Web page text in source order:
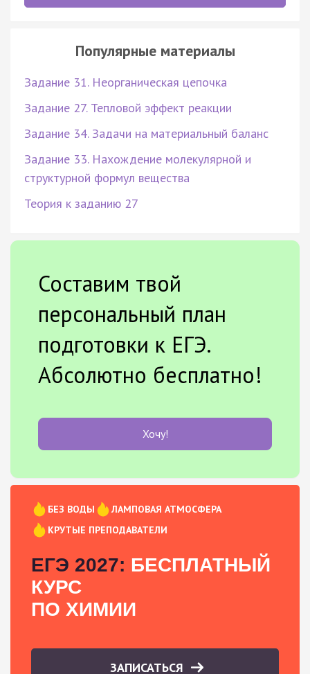
Популярные материалы
Задание 31. Неорганическая цепочка
Задание 27. Тепловой эффект реакции
Задание 34. Задачи на материальный баланс
Задание 33. Нахождение молекулярной и
структурной формул вещества
Теория к заданию 27
Составим твой
персональный план
подготовки к ЕГЭ.
Абсолютно бесплатно!
Хочу!
БЕЗ ВОДЫ
ЛАМПОВАЯ АТМОСФЕРА
КРУТЫЕ ПРЕПОДАВАТЕЛИ
ЕГЭ 2027: БЕСПЛАТНЫЙ
КУРС
ПО ХИМИИ
ЗАПИСАТЬСЯ